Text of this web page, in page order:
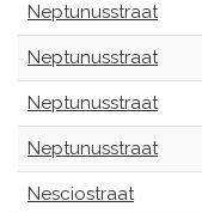
Neptunusstraat
Neptunusstraat
Neptunusstraat
Neptunusstraat
Nesciostraat